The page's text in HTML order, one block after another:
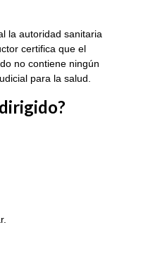
la autoridad sanitaria
certifica que el
no contiene ningún
para la salud.